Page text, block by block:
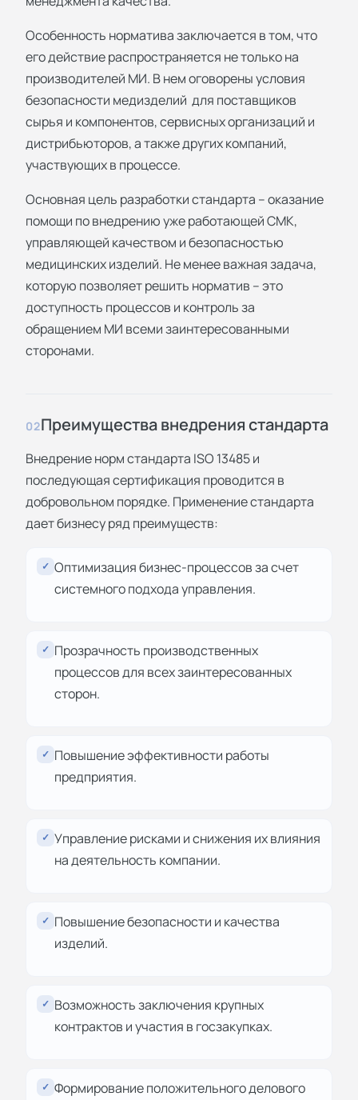
Особенность норматива заключается в том, что
его действие распространяется не только на
производителей МИ. В нем оговорены условия
безопасности медизделий для поставщиков
сырья и компонентов, сервисных организаций и
дистрибьюторов, а также других компаний,
участвующих в процессе.
Основная цель разработки стандарта – оказание
помощи по внедрению уже работающей СМК,
управляющей качеством и безопасностью
медицинских изделий. Не менее важная задача,
которую позволяет решить норматив – это
доступность процессов и контроль за
обращением МИ всеми заинтересованными
сторонами.
02Преимущества внедрения стандарта
Внедрение норм стандарта ISO 13485 и
последующая сертификация проводится в
добровольном порядке. Применение стандарта
дает бизнесу ряд преимуществ:
✓ Оптимизация бизнес-процессов за счет
системного подхода управления.
✓ Прозрачность производственных
процессов для всех заинтересованных
сторон.
✓ Повышение эффективности работы
предприятия.
✓ Управление рисками и снижения их влияния
на деятельность компании.
✓ Повышение безопасности и качества
изделий.
✓ Возможность заключения крупных
контрактов и участия в госзакупках.
✓ Формирование положительного делового